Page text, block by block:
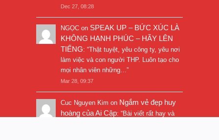
Dec 27, 08:28
NGỌC on SPEAK UP – BỨC XÚC LÀ
KHÔNG HẠNH PHÚC – HÃY LÊN
TIẾNG: “Thật tuyệt, yêu công ty, yêu nơi
làm việc và con người THP. Luôn tạo cho
mọi nhân viên những…”
Mar 28, 09:37
Cuc Nguyen Kim on Ngắm vẻ đẹp huy
hoàng của Ai Cập: “Bài viết rất hay và